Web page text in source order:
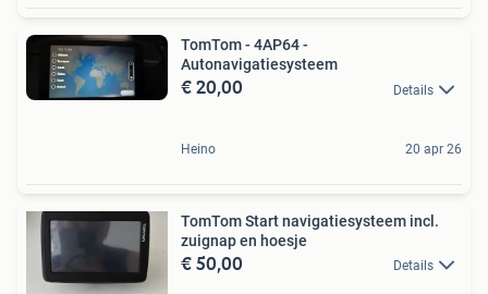
TomTom - 4AP64 -
Autonavigatiesysteem
€ 20,00 Details
Heino 20 apr 26
TomTom Start navigatiesysteem incl.
zuignap en hoesje
€ 50,00 Details